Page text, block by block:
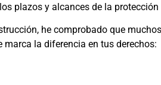
plazos y alcances de la protección
he comprobado que
la diferencia en tus derechos: